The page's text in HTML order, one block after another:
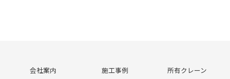
会社案内 施工事例 所有クレーン